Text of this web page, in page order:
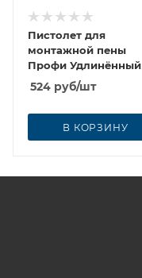
Пистолет для
монтажной пены
Профи Удлинённый
524 руб/шт
В КОРЗИНУ